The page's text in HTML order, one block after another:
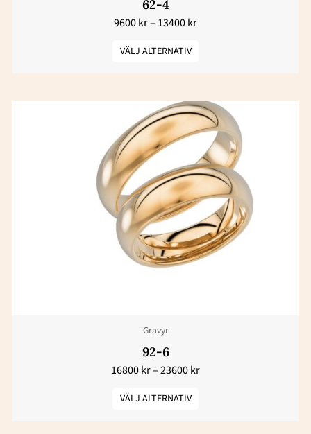
62-4
9600kr– 13400kr
VÄLJ ALTERNATIV
produktsidan
Gravyr
92-6
16800kr–23600kr
Prisintervall:
16800 kr
till
23600 kr
VÄLJ ALTERNATIV
Den
här
produkten
har
flera
varianter.
De
olika
alternativen
på
produktsidan